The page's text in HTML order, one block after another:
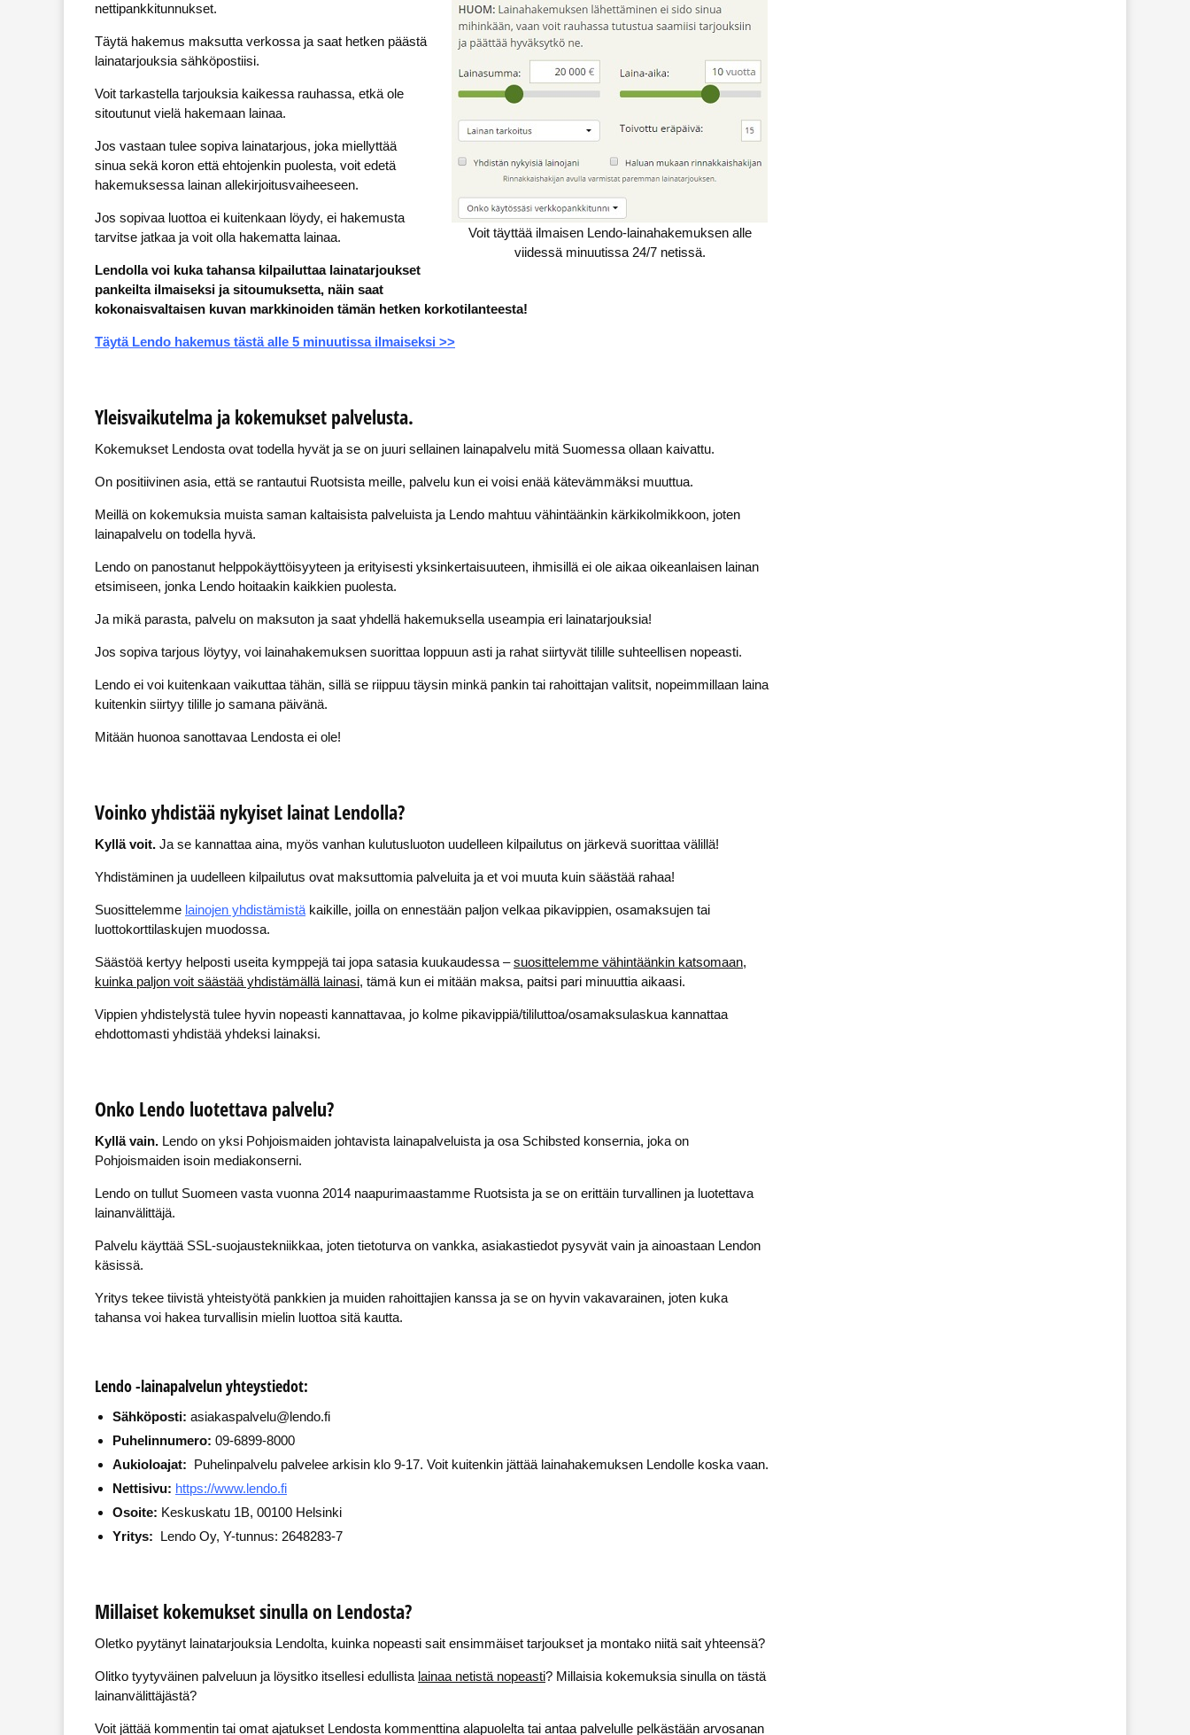
Voit täyttää ilmaisen Lendo-lainahakemuksen alle
viidessä minuutissa 24/7 netissä.
nettipankkitunnukset.
Täytä hakemus maksutta verkossa ja saat hetken päästä
lainatarjouksia sähköpostiisi.
Voit tarkastella tarjouksia kaikessa rauhassa, etkä ole
sitoutunut vielä hakemaan lainaa.
Jos vastaan tulee sopiva lainatarjous, joka miellyttää
sinua sekä koron että ehtojenkin puolesta, voit edetä
hakemuksessa lainan allekirjoitusvaiheeseen.
Jos sopivaa luottoa ei kuitenkaan löydy, ei hakemusta
tarvitse jatkaa ja voit olla hakematta lainaa.
Lendolla voi kuka tahansa kilpailuttaa lainatarjoukset
pankeilta ilmaiseksi ja sitoumuksetta, näin saat
kokonaisvaltaisen kuvan markkinoiden tämän hetken korkotilanteesta!
Täytä Lendo hakemus tästä alle 5 minuutissa ilmaiseksi >>
Yleisvaikutelma ja kokemukset palvelusta.
Kokemukset Lendosta ovat todella hyvät ja se on juuri sellainen lainapalvelu mitä Suomessa ollaan kaivattu.
On positiivinen asia, että se rantautui Ruotsista meille, palvelu kun ei voisi enää kätevämmäksi muuttua.
Meillä on kokemuksia muista saman kaltaisista palveluista ja Lendo mahtuu vähintäänkin kärkikolmikkoon, joten
lainapalvelu on todella hyvä.
Lendo on panostanut helppokäyttöisyyteen ja erityisesti yksinkertaisuuteen, ihmisillä ei ole aikaa oikeanlaisen lainan
etsimiseen, jonka Lendo hoitaakin kaikkien puolesta.
Ja mikä parasta, palvelu on maksuton ja saat yhdellä hakemuksella useampia eri lainatarjouksia!
Jos sopiva tarjous löytyy, voi lainahakemuksen suorittaa loppuun asti ja rahat siirtyvät tilille suhteellisen nopeasti.
Lendo ei voi kuitenkaan vaikuttaa tähän, sillä se riippuu täysin minkä pankin tai rahoittajan valitsit, nopeimmillaan laina
kuitenkin siirtyy tilille jo samana päivänä.
Mitään huonoa sanottavaa Lendosta ei ole!
Voinko yhdistää nykyiset lainat Lendolla?
Kyllä voit. Ja se kannattaa aina, myös vanhan kulutusluoton uudelleen kilpailutus on järkevä suorittaa välillä!
Yhdistäminen ja uudelleen kilpailutus ovat maksuttomia palveluita ja et voi muuta kuin säästää rahaa!
Suosittelemme lainojen yhdistämistä kaikille, joilla on ennestään paljon velkaa pikavippien, osamaksujen tai
luottokorttilaskujen muodossa.
Säästöä kertyy helposti useita kymppejä tai jopa satasia kuukaudessa –suosittelemme vähintäänkin katsomaan,
kuinka paljon voit säästää yhdistämällä lainasi, tämä kun ei mitään maksa, paitsi pari minuuttia aikaasi.
Vippien yhdistelystä tulee hyvin nopeasti kannattavaa, jo kolme pikavippiä/tililuttoa/osamaksulaskua kannattaa
ehdottomasti yhdistää yhdeksi lainaksi.
Onko Lendo luotettava palvelu?
Kyllä vain. Lendo on yksi Pohjoismaiden johtavista lainapalveluista ja osa Schibsted konsernia, joka on
Pohjoismaiden isoin mediakonserni.
Lendo on tullut Suomeen vasta vuonna 2014 naapurimaastamme Ruotsista ja se on erittäin turvallinen ja luotettava
lainanvälittäjä.
Palvelu käyttää SSL-suojaustekniikkaa, joten tietoturva on vankka, asiakastiedot pysyvät vain ja ainoastaan Lendon
käsissä.
Yritys tekee tiivistä yhteistyötä pankkien ja muiden rahoittajien kanssa ja se on hyvin vakavarainen, joten kuka
tahansa voi hakea turvallisin mielin luottoa sitä kautta.
Lendo -lainapalvelun yhteystiedot:
Sähköposti: asiakaspalvelu@lendo.fi
Puhelinnumero: 09-6899-8000
Aukioloajat: Puhelinpalvelu palvelee arkisin klo 9-17. Voit kuitenkin jättää lainahakemuksen Lendolle koska vaan.
Nettisivu: https://www.lendo.fi
Osoite: Keskuskatu 1B, 00100 Helsinki
Yritys: Lendo Oy, Y-tunnus: 2648283-7
Millaiset kokemukset sinulla on Lendosta?
Oletko pyytänyt lainatarjouksia Lendolta, kuinka nopeasti sait ensimmäiset tarjoukset ja montako niitä sait yhteensä?
Olitko tyytyväinen palveluun ja löysitko itsellesi edullista lainaa netistä nopeasti? Millaisia kokemuksia sinulla on tästä
lainanvälittäjästä?
Voit jättää kommentin tai omat ajatukset Lendosta kommenttina alapuolelta tai antaa palvelulle pelkästään arvosanan